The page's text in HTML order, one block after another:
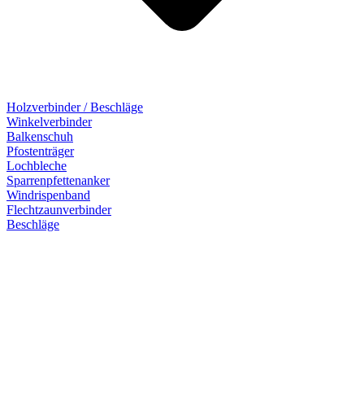
Holzverbinder / Beschläge
Winkelverbinder
Balkenschuh
Pfostenträger
Lochbleche
Sparrenpfettenanker
Windrispenband
Flechtzaunverbinder
Beschläge